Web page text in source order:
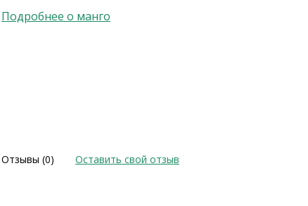
Подробнее о манго
Отзывы (0) Оставить свой отзыв